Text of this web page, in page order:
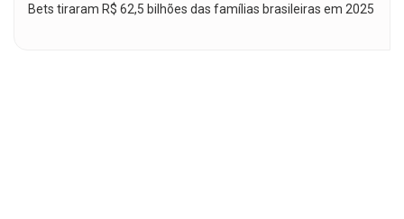
Bets tiraram R$ 62,5 bilhões das famílias brasileiras em 2025